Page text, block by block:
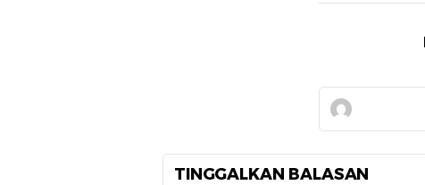
TINGGALKAN BALASAN